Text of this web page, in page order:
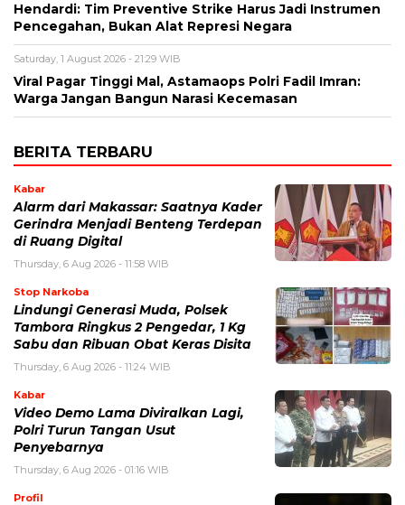
Hendardi: Tim Preventive Strike Harus Jadi Instrumen
Pencegahan, Bukan Alat Represi Negara
Saturday, 1 August 2026 - 21:29 WIB
Viral Pagar Tinggi Mal, Astamaops Polri Fadil Imran:
Warga Jangan Bangun Narasi Kecemasan
BERITA TERBARU
Kabar
Alarm dari Makassar: Saatnya Kader
Gerindra Menjadi Benteng Terdepan
di Ruang Digital
Thursday, 6 Aug 2026 - 11:58 WIB
Stop Narkoba
Lindungi Generasi Muda, Polsek
Tambora Ringkus 2 Pengedar, 1 Kg
Sabu dan Ribuan Obat Keras Disita
Thursday, 6 Aug 2026 - 11:24 WIB
Kabar
Video Demo Lama Diviralkan Lagi,
Polri Turun Tangan Usut
Penyebarnya
Thursday, 6 Aug 2026 - 01:16 WIB
Profil